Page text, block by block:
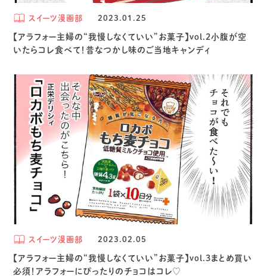
スイーツ漫画部 2023.01.25
【アラフォー主婦の“我慢しなくていい”お菓子】vol.2小腹が空
いたらコレ食べて！昔なつかし味のご当地キャンディ
スイーツ漫画部 2023.02.05
【アラフォー主婦の“我慢しなくていい”お菓子】vol.3まとめ買い
必須！アラフォーにぴったりのチョコはコレ♡